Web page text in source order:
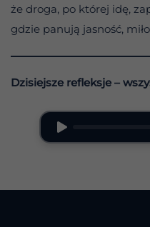
że droga, po której idę,
gdzie panują jasność,
Dzisiejsze refleksje –